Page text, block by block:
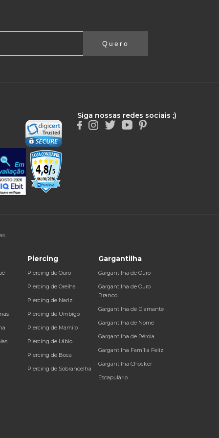
Quero
Siga nossas redes sociais ;)
Piercing
Piercing de Ouro
Piercing de Orelha
Piercing de Nariz
Piercing de Umbigo
Piercing de Mamilo
Piercing de Lábio
Piercing de Boca
Piercing de Sobrancelha
Gargantilha
Gargantilha de Ouro
Gargantilha de Ouro
Branco
Gargantilha de Diamante
Gargantilha de Nome
Gargantilha de Pérola
Gargantilha Família Feliz
Gargantilha Chocker
Escapulário